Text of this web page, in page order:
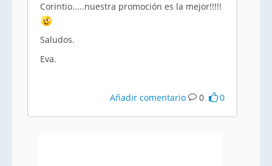
Corintio.....nuestra promoción es la mejor!!!!!
Saludos.
Eva.
Añadir comentario 0 0